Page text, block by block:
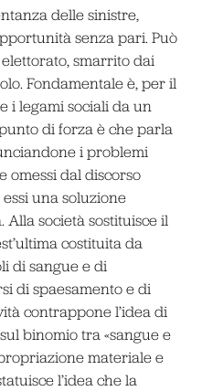
delle sinistre,
senza pari. Può
smarrito dai
Fondamentale è, per il
i legami sociali da un
di forza è che parla
i problemi
omessi dal discorso
una soluzione
società sostituisce il
costituita da
di sangue e di
di spaesamento e di
contrappone l’idea di
binomio tra «sangue e
materiale e
l’idea che la